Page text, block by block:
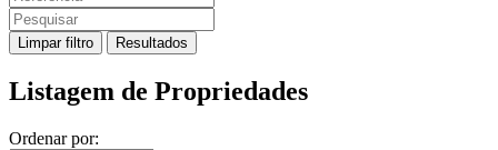
Limpar filtro Resultados
Listagem de Propriedades
Ordenar por: